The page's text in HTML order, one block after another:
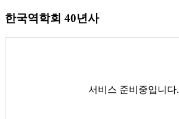
한국역학회 40년사
서비스 준비중입니다.